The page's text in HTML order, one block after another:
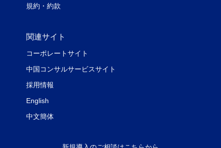
規約・約款
関連サイト
コーポレートサイト
中国コンサルサービスサイト
採用情報
English
中文簡体